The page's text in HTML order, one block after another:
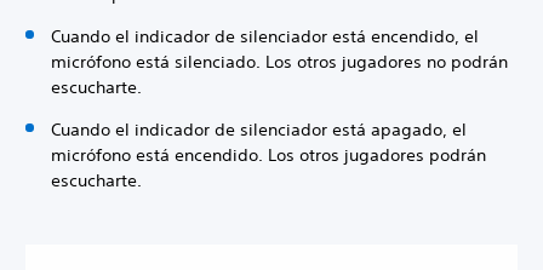
Cuando el indicador de silenciador está encendido, el
micrófono está silenciado. Los otros jugadores no podrán
escucharte.
Cuando el indicador de silenciador está apagado, el
micrófono está encendido. Los otros jugadores podrán
escucharte.